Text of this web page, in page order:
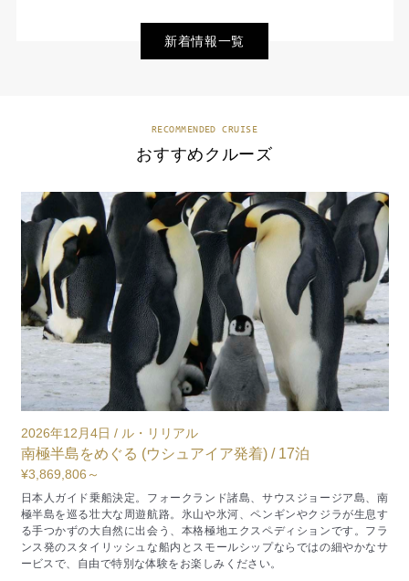
新着情報一覧
RECOMMENDED CRUISE
おすすめクルーズ
2026年12月4日 / ル・リリアル
南極半島をめぐる (ウシュアイア発着) / 17泊
¥3,869,806～
日本人ガイド乗船決定。フォークランド諸島、サウスジョージア島、南
極半島を巡る壮大な周遊航路。氷山や氷河、ペンギンやクジラが生息す
る手つかずの大自然に出会う、本格極地エクスペディションです。フラ
ンス発のスタイリッシュな船内とスモールシップならではの細やかなサ
ービスで、自由で特別な体験をお楽しみください。